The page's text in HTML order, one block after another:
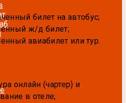
билет на автобус;
ж/д билет;
авиабилет или тур.
онлайн (чартер) и
в отеле;